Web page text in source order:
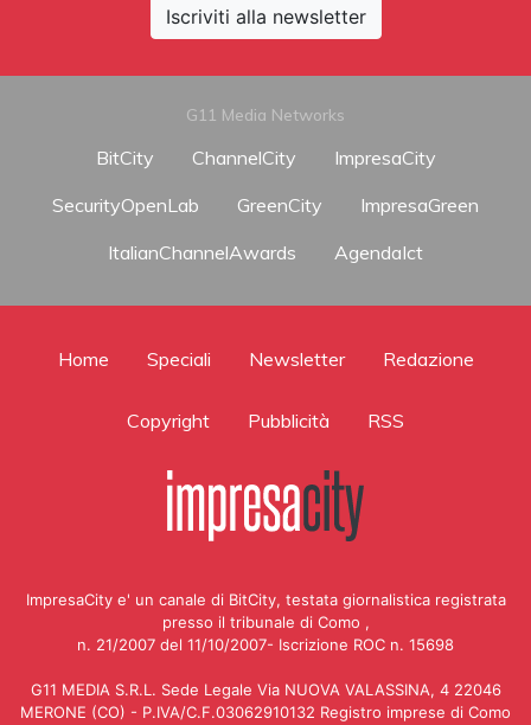
Iscriviti alla newsletter
G11 Media Networks
BitCity ChannelCity
ImpresaCity
SecurityOpenLab
GreenCity
ImpresaGreen
ItalianChannelAwards
AgendaIct
Home Speciali Newsletter Redazione
Copyright Pubblicità RSS
ImpresaCity e' un canale di BitCity, testata giornalistica registrata
presso il tribunale di Como ,
n. 21/2007 del 11/10/2007- Iscrizione ROC n. 15698
G11 MEDIA S.R.L. Sede Legale Via NUOVA VALASSINA, 4 22046
MERONE (CO) - P.IVA/C.F.03062910132 Registro imprese di Como